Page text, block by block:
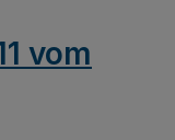
vom